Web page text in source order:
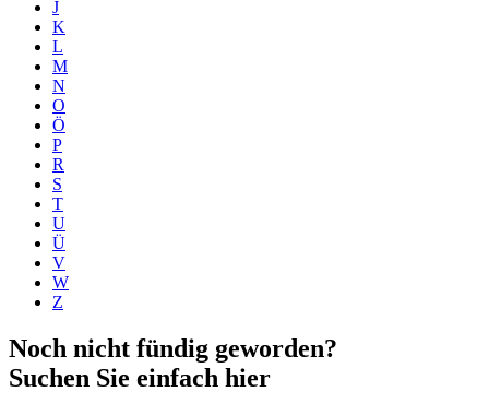
J
K
L
M
N
O
Ö
P
R
S
T
U
Ü
V
W
Z
Noch nicht fündig geworden?
Suchen Sie einfach hier